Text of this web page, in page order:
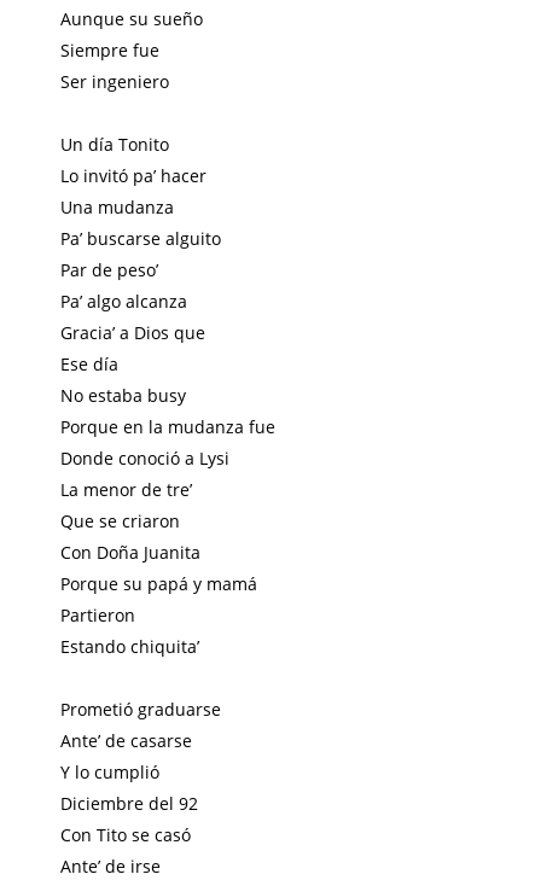
Aunque su sueño
Siempre fue
Ser ingeniero
Un día Tonito
Lo invitó pa’ hacer
Una mudanza
Pa’ buscarse alguito
Par de peso’
Pa’ algo alcanza
Gracia’ a Dios que
Ese día
No estaba busy
Porque en la mudanza fue
Donde conoció a Lysi
La menor de tre’
Que se criaron
Con Doña Juanita
Porque su papá y mamá
Partieron
Estando chiquita’
Prometió graduarse
Ante’ de casarse
Y lo cumplió
Diciembre del 92
Con Tito se casó
Ante’ de irse